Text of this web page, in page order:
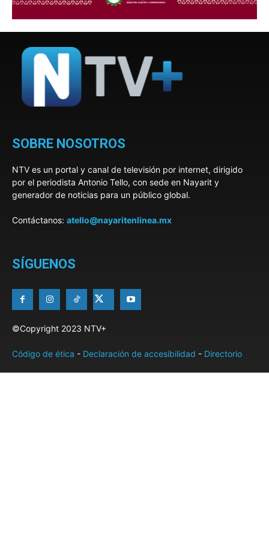
SOBRE NOSOTROS
NTV es un portal y canal de televisión por internet, dirigido
por el periodista Antonio Tello, con sede en Nayarit y
generador de noticias para un público global.
Contáctanos: atello@nayaritenlinea.mx
SÍGUENOS
©Copyright 2023 NTV+
Código de ética - Declaración de accesibilidad - Directorio